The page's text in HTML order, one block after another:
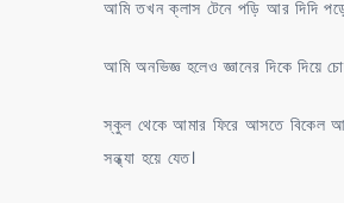
আমি তখন ক্লাস টেনে পড়ি আর দিদি
আমি অনভিজ্ঞ হলেও জ্ঞানের দিকে দিয়ে
স্কুল থেকে আমার ফিরে আসতে বিকেল
সন্ধ্যা হয়ে যেত।